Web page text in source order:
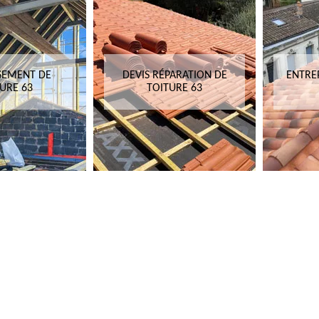
DE
63
DEVIS RÉPARATION DE
TOITURE 63